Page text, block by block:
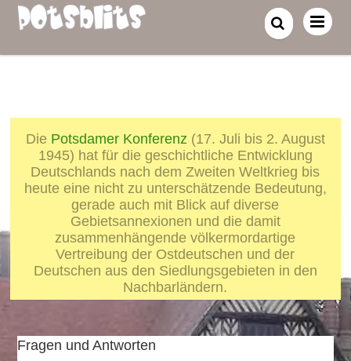
Die Potsdamer Konferenz (17. Juli bis 2. August
1945) hat für die geschichtliche Entwicklung
Deutschlands nach dem Zweiten Weltkrieg bis
heute eine nicht zu unterschätzende Bedeutung,
gerade auch mit Blick auf diverse
Gebietsannexionen und die damit
zusammenhängende völkermordartige
Vertreibung der Ostdeutschen und der
Deutschen aus den Siedlungsgebieten in den
Nachbarländern.
Fragen und Antworten